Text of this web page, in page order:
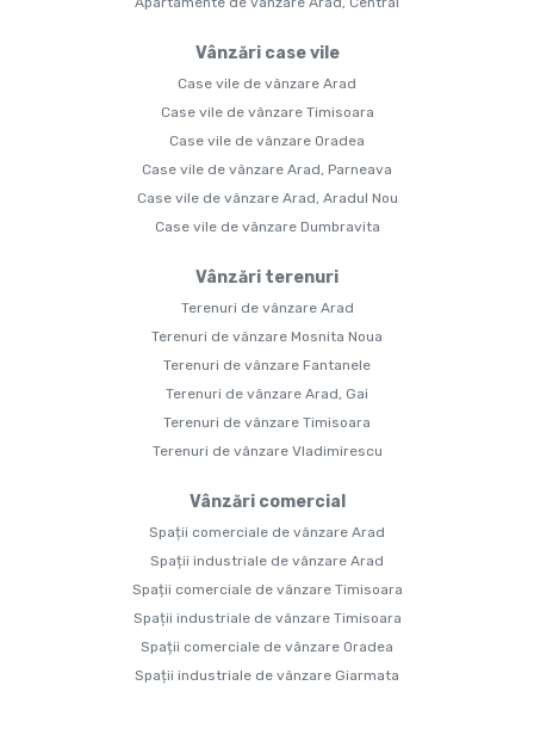
Vânzări case vile
Case vile de vânzare Arad
Case vile de vânzare Timisoara
Case vile de vânzare Oradea
Case vile de vânzare Arad, Parneava
Case vile de vânzare Arad, Aradul Nou
Case vile de vânzare Dumbravita
Vânzări terenuri
Terenuri de vânzare Arad
Terenuri de vânzare Mosnita Noua
Terenuri de vânzare Fantanele
Terenuri de vânzare Arad, Gai
Terenuri de vânzare Timisoara
Terenuri de vânzare Vladimirescu
Vânzări comercial
Spații comerciale de vânzare Arad
Spații industriale de vânzare Arad
Spații comerciale de vânzare Timisoara
Spații industriale de vânzare Timisoara
Spații comerciale de vânzare Oradea
Spații industriale de vânzare Giarmata